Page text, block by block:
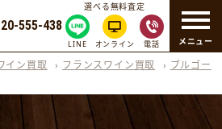
メニュー
555-438
選べる無料査定
LINE オンライン 電話
イン買取 › フランスワイン買取 › ブルゴー